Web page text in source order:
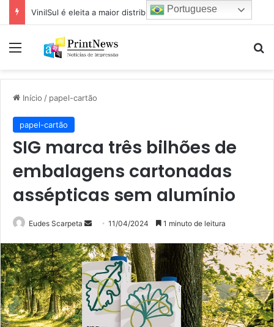
Menu
Início / papel-cartão
papel-cartão
SIG marca três bilhões de
embalagens cartonadas
assépticas sem alumínio
Eudes Scarpeta
Mande
e-
11/04/2024 1 minuto de leitura
Portuguese